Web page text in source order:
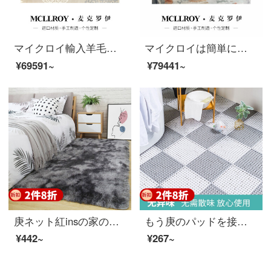
マイクロイ輸入羊毛現代簡単簡単簡単簡単簡単なヨーロッパ式北欧アメリカ式客間ソファティーマット部屋のベッドルームのベッドの前に畳の大地のカーペットO 069（オーダーメイド商品は納期を確認してください）を敷いています。
¥69591~
マイクロイは簡単に予約した後、近代的で豪華な風が吹く北欧の抽象的なリビングルームのソファーのお茶の毛布、新しい中国式ベッドルームの毛布、アメリカ式の欧式のいっぱいの敷物を注文して輸入するウールのじゅうたんQ 010-2【健康は自然から源を発する】3000 MM*4000 MM
¥79441~
庚ネット紅insの家の寝室は簡単に現代のベッドサイドのじゅうたんにいっぱい敷かれています。客間じゅうたんのテーブルは北欧の可愛いグラデーションの絨毯のクッションです。
¥442~
もう庚のパッドを接続しました。浴室の滑り止めマットを挟んで、水を切ってもいいです。防水ドアマットを開けて、家庭用の透かしシャワールームのお風呂に入ると、マットが白いです。
¥267~